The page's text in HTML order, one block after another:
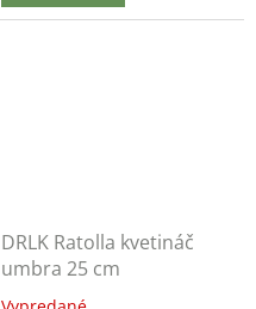
DRLK Ratolla kvetináč
umbra 25 cm